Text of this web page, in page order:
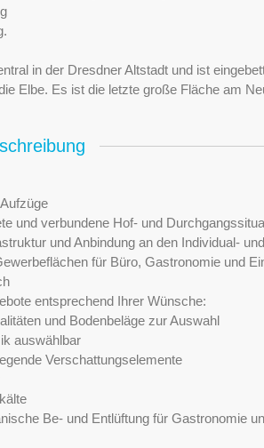
in der Dresdner Altstadt und ist
Elbe. Es ist die letzte große Fläche am
und verbundene Hof- und
und Anbindung an den Individual-
für Büro, Gastronomie und
entsprechend Ihrer Wünsche:
und Bodenbeläge zur Auswahl
auswählbar
Verschattungselemente
Be- und Entlüftung für Gastronomie